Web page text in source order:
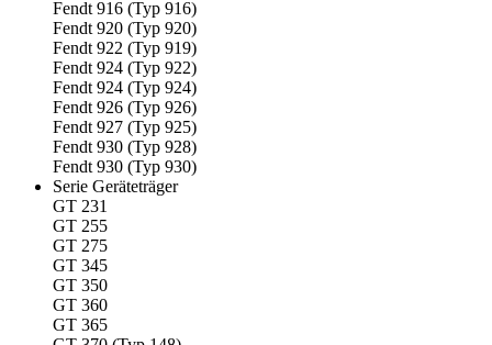
Fendt 916 (Typ 916)
Fendt 920 (Typ 920)
Fendt 922 (Typ 919)
Fendt 924 (Typ 922)
Fendt 924 (Typ 924)
Fendt 926 (Typ 926)
Fendt 927 (Typ 925)
Fendt 930 (Typ 928)
Fendt 930 (Typ 930)
Serie Geräteträger
GT 231
GT 255
GT 275
GT 345
GT 350
GT 360
GT 365